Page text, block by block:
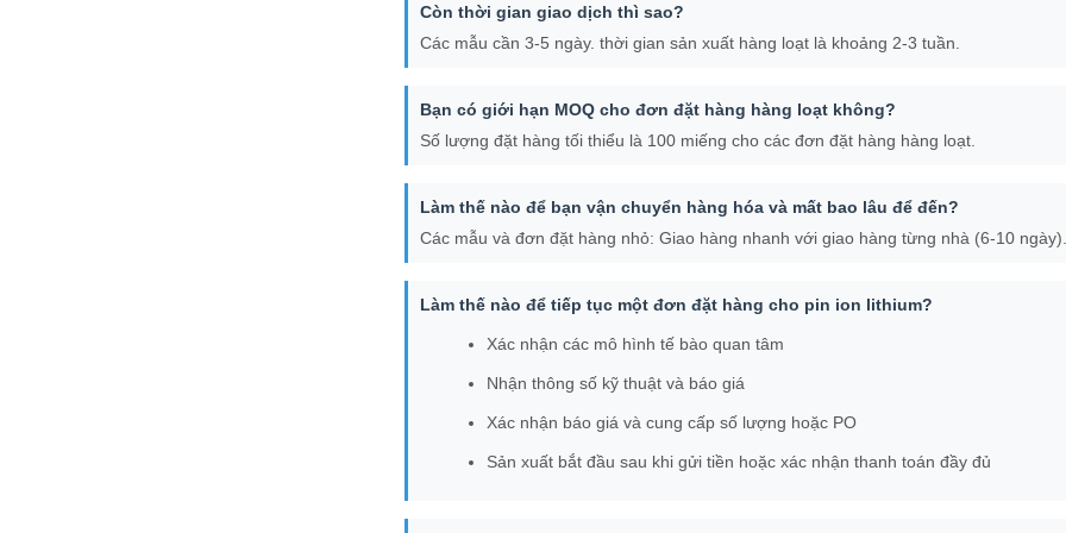
Còn thời gian giao dịch thì sao?
Các mẫu cần 3-5 ngày. thời gian sản xuất hàng loạt là khoảng 2-3 tuần.
Bạn có giới hạn MOQ cho đơn đặt hàng hàng loạt không?
Số lượng đặt hàng tối thiểu là 100 miếng cho các đơn đặt hàng hàng loạt.
Làm thế nào để bạn vận chuyển hàng hóa và mất bao lâu để đến?
Các mẫu và đơn đặt hàng nhỏ: Giao hàng nhanh với giao hàng từng nhà (6-10 ngày).
Làm thế nào để tiếp tục một đơn đặt hàng cho pin ion lithium?
Xác nhận các mô hình tế bào quan tâm
Nhận thông số kỹ thuật và báo giá
Xác nhận báo giá và cung cấp số lượng hoặc PO
Sản xuất bắt đầu sau khi gửi tiền hoặc xác nhận thanh toán đầy đủ